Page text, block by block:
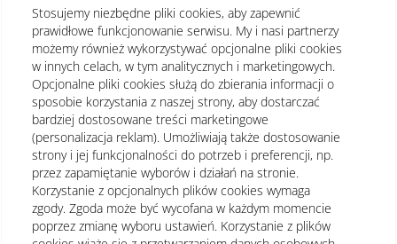
Stosujemy niezbędne pliki cookies, aby zapewnić
prawidłowe funkcjonowanie serwisu. My i nasi partnerzy
możemy również wykorzystywać opcjonalne pliki cookies
w innych celach, w tym analitycznych i marketingowych.
Opcjonalne pliki cookies służą do zbierania informacji o
sposobie korzystania z naszej strony, aby dostarczać
bardziej dostosowane treści marketingowe
(personalizacja reklam). Umożliwiają także dostosowanie
strony i jej funkcjonalności do potrzeb i preferencji, np.
przez zapamiętanie wyborów i działań na stronie.
Korzystanie z opcjonalnych plików cookies wymaga
zgody. Zgoda może być wycofana w każdym momencie
poprzez zmianę wyboru ustawień. Korzystanie z plików